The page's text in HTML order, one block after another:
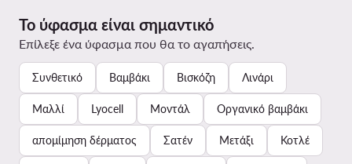
Το ύφασμα είναι σημαντικό
Επίλεξε ένα ύφασμα που θα το αγαπήσεις.
Συνθετικό Βαμβάκι Βισκόζη Λινάρι
Μαλλί Lyocell Μοντάλ Οργανικό βαμβάκι
απομίμηση δέρματος Σατέν Μετάξι Κοτλέ